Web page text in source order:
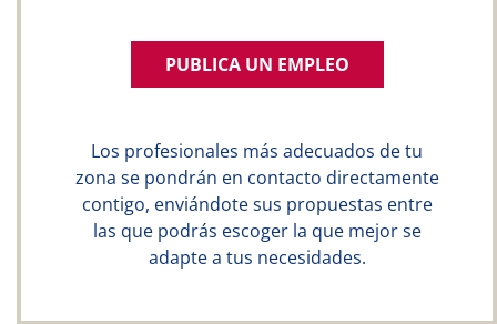
PUBLICA UN EMPLEO
Los profesionales más adecuados de tu
zona se pondrán en contacto directamente
contigo, enviándote sus propuestas entre
las que podrás escoger la que mejor se
adapte a tus necesidades.